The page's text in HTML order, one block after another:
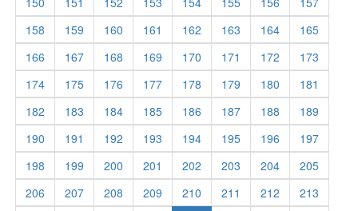
158
159 160 161 162 163 164
165
166
167 168 169 170 171 172
173
174
175 176 177 178 179 180
181
182
183 184 185 186 187 188
189
190
191 192 193 194 195 196
197
198
199 200 201 202 203 204
205
206
207 208 209 210 211 212
213